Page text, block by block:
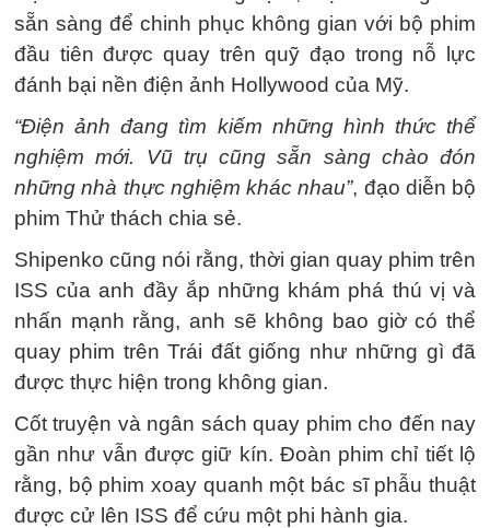
sẵn sàng để chinh phục không gian với bộ phim
đầu tiên được quay trên quỹ đạo trong nỗ lực
đánh bại nền điện ảnh Hollywood của Mỹ.
“Điện ảnh đang tìm kiếm những hình thức thể
nghiệm mới. Vũ trụ cũng sẵn sàng chào đón
những nhà thực nghiệm khác nhau”, đạo diễn bộ
phim Thử thách chia sẻ.
Shipenko cũng nói rằng, thời gian quay phim trên
ISS của anh đầy ắp những khám phá thú vị và
nhấn mạnh rằng, anh sẽ không bao giờ có thể
quay phim trên Trái đất giống như những gì đã
được thực hiện trong không gian.
Cốt truyện và ngân sách quay phim cho đến nay
gần như vẫn được giữ kín. Đoàn phim chỉ tiết lộ
rằng, bộ phim xoay quanh một bác sĩ phẫu thuật
được cử lên ISS để cứu một phi hành gia.